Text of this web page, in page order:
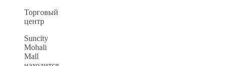
Торговый
центр
Suncity
Mohali
Mall